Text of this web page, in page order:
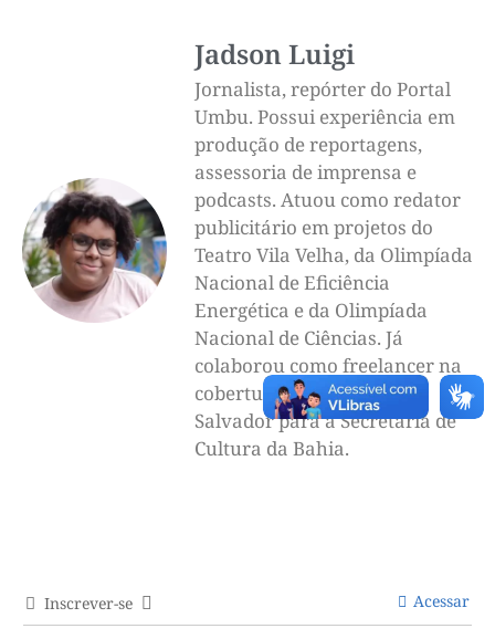
Jadson Luigi
Jornalista, repórter do Portal
Umbu. Possui experiência em
produção de reportagens,
assessoria de imprensa e
podcasts. Atuou como redator
publicitário em projetos do
Teatro Vila Velha, da Olimpíada
Nacional de Eficiência
Energética e da Olimpíada
Nacional de Ciências. Já
colaborou como freelancer na
cobertura do Carnaval de
Salvador para a Secretaria de
Cultura da Bahia.
Inscrever-se Acessar